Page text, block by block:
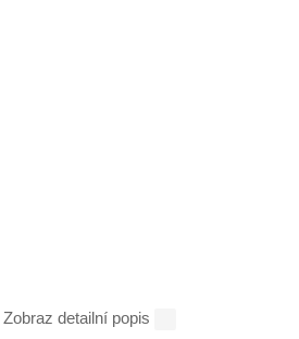
Zobraz detailní popis